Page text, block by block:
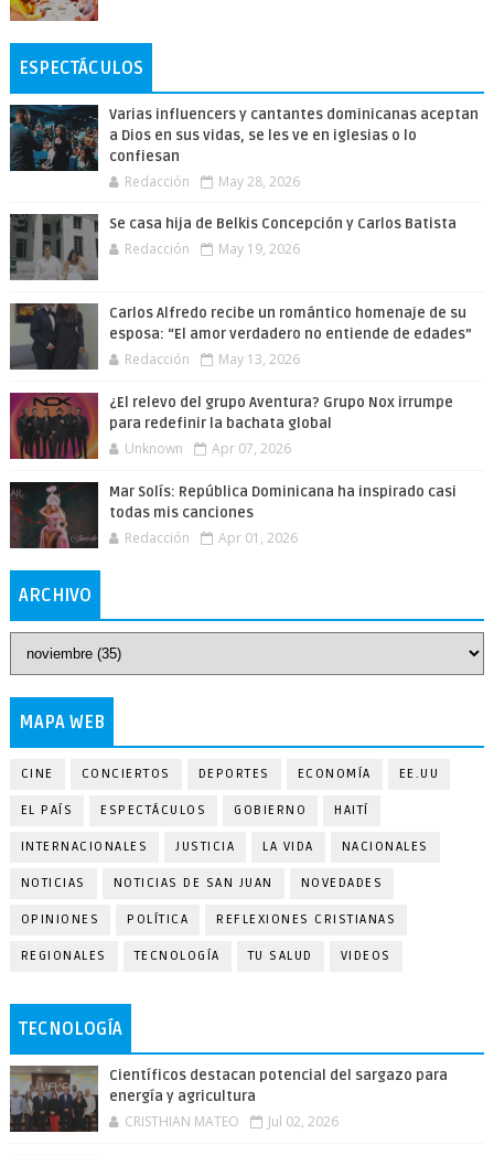
ESPECTÁCULOS
Varias influencers y cantantes dominicanas aceptan
a Dios en sus vidas, se les ve en iglesias o lo
confiesan
Redacción May 28, 2026
Se casa hija de Belkis Concepción y Carlos Batista
Redacción May 19, 2026
Carlos Alfredo recibe un romántico homenaje de su
esposa: “El amor verdadero no entiende de edades”
Redacción May 13, 2026
¿El relevo del grupo Aventura? Grupo Nox irrumpe
para redefinir la bachata global
Unknown Apr 07, 2026
Mar Solís: República Dominicana ha inspirado casi
todas mis canciones
Redacción Apr 01, 2026
ARCHIVO
MAPA WEB
CINE CONCIERTOS DEPORTES ECONOMÍA EE.UU
EL PAÍS ESPECTÁCULOS GOBIERNO HAITÍ
INTERNACIONALES JUSTICIA LA VIDA NACIONALES
NOTICIAS NOTICIAS DE SAN JUAN NOVEDADES
OPINIONES POLÍTICA REFLEXIONES CRISTIANAS
REGIONALES TECNOLOGÍA TU SALUD VIDEOS
TECNOLOGÍA
Científicos destacan potencial del sargazo para
energía y agricultura
CRISTHIAN MATEO Jul 02, 2026